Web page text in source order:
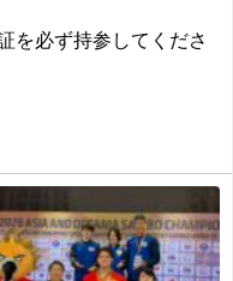
を必ず持参してくださ